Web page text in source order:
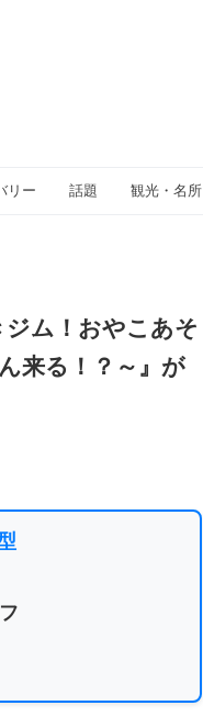
リー 話題 観光・名所
ム！おやこあそ
来る！？～』が